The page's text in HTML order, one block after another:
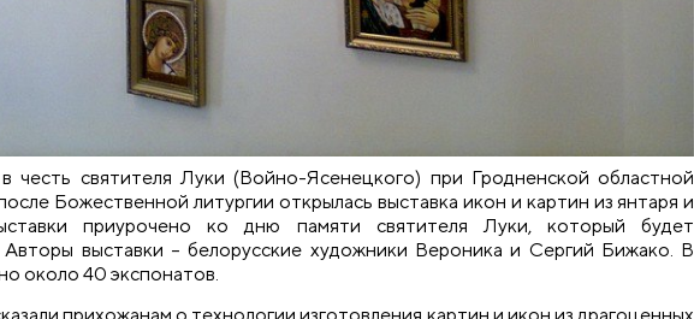
честь святителя Луки (Войно-Ясенецкого) при Гродненской областной
Божественной литургии открылась выставка икон и картин из янтаря и
приурочено ко дню памяти святителя Луки, который будет
Авторы выставки – белорусские художники Вероника и Сергий Бижако. В
около 40 экспонатов.